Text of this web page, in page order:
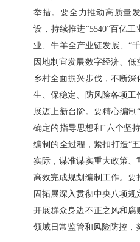
举措。要全力推动高质量
设，持续推进“5540”百亿
业、牛羊全产业链发展、“
因地制宜发展数字经济、
乡村全面振兴步伐，不断
生、保稳定、防风险各项
展迈上新台阶。要精心编制
确定的指导思想和“六个坚
编制的全过程，紧扣打造“
实际，谋准谋实重大政策
高效完成规划编制工作。
固拓展深入贯彻中央八项规
开展群众身边不正之风和腐
领域日常监管和风险防控，